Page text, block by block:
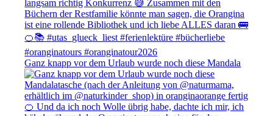
Ganz knapp vor dem Urlaub wurde noch diese Mandala